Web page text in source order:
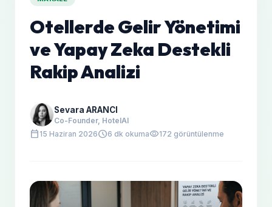
Otellerde Gelir Yönetimi
ve Yapay Zeka Destekli
Rakip Analizi
Sevara ARANCI
Co-Founder, HotelAI
calendar_today 15 Haziran 2026schedule6 dk okumavisibility172 görüntülenme